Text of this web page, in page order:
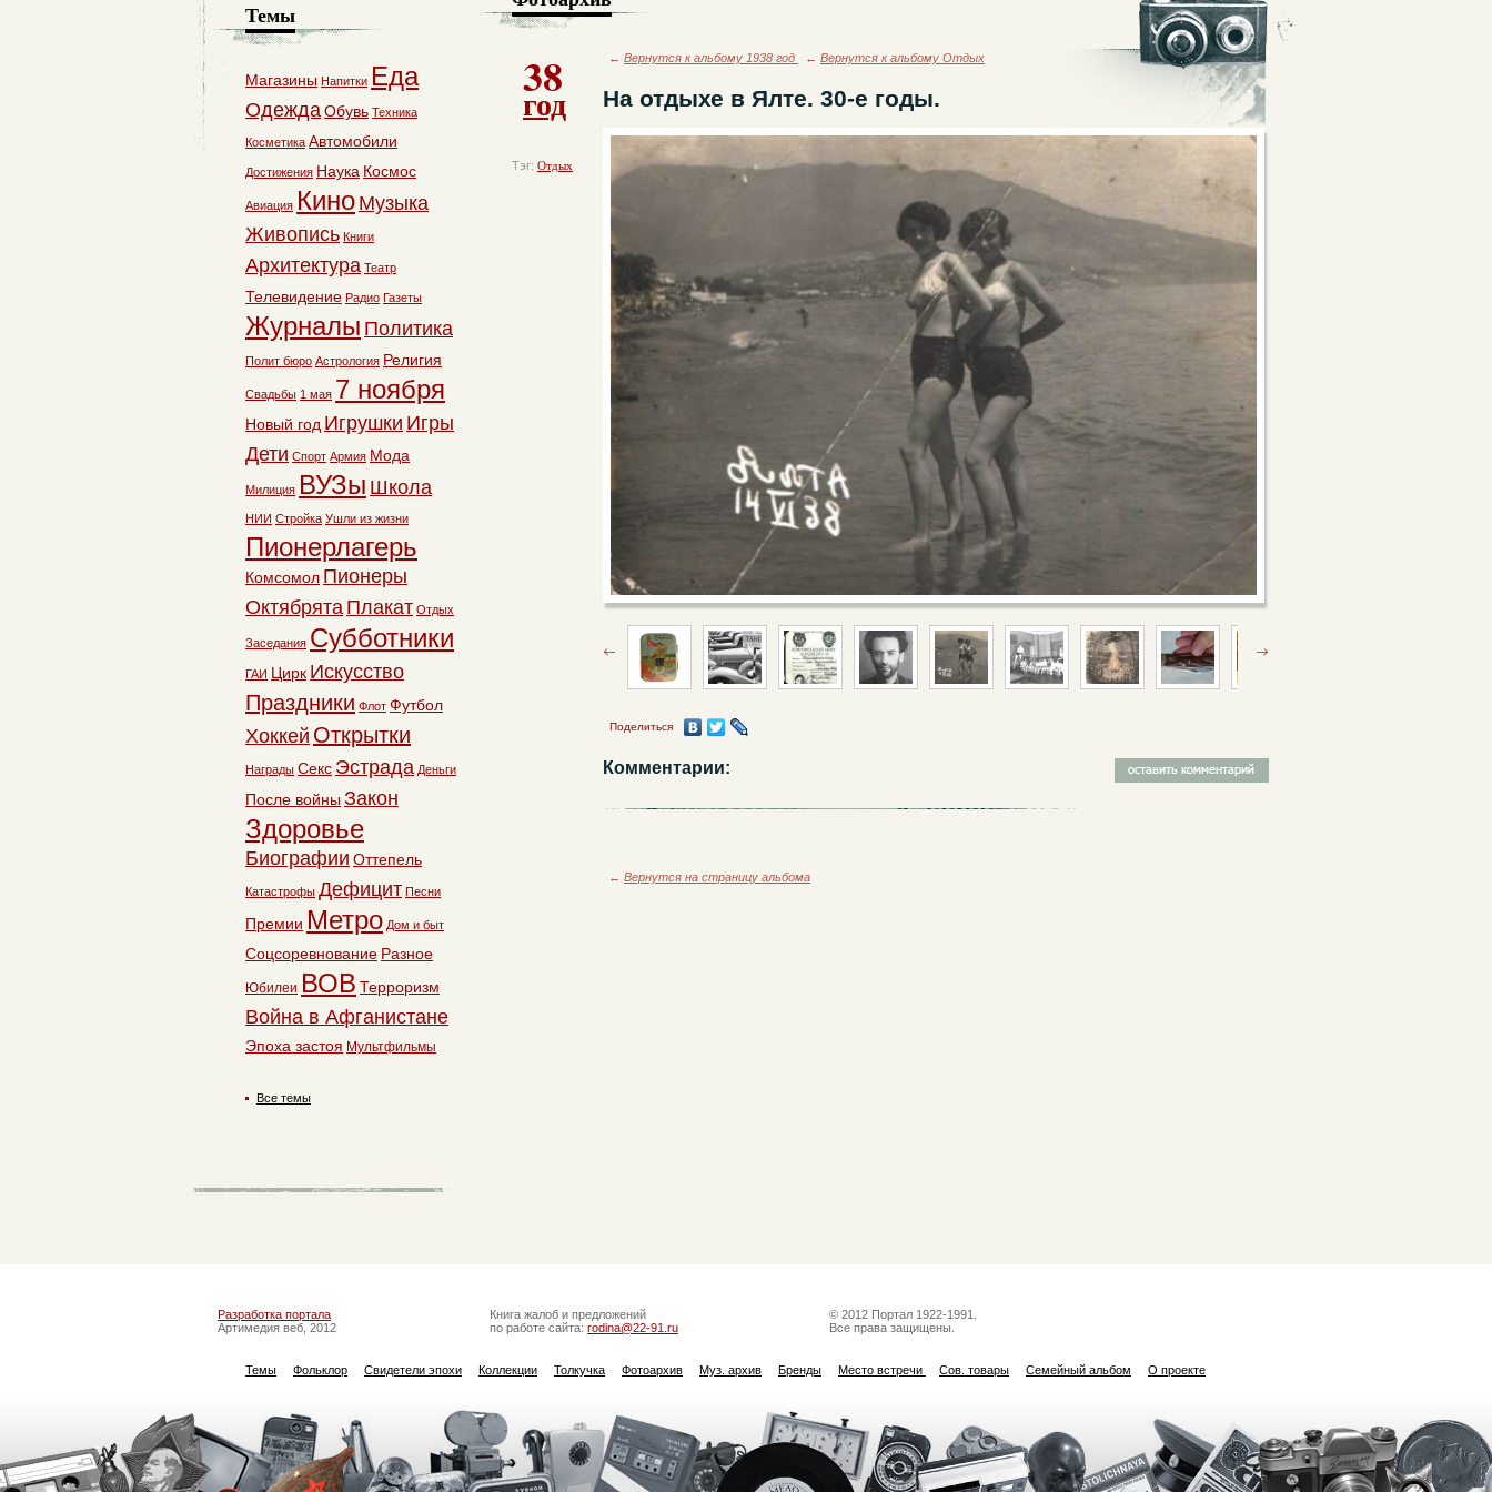
38
год
Тэг: Отдых
← Вернутся к альбому 1938 год ← Вернутся к альбому Отдых
На отдыхе в Ялте. 30-е годы.
Поделиться
Комментарии:
← Вернутся на страницу альбома
Темы
Магазины Напитки Еда
ОдеждаОбувь Техника
Косметика Автомобили
Достижения Наука Космос
Авиация Кино Музыка
Живопись Книги
Архитектура Театр
Телевидение Радио Газеты
Журналы Политика
Полит бюро Астрология Религия
Свадьбы 1 мая 7 ноября
Новый год Игрушки Игры
Дети Спорт Армия Мода
Милиция ВУЗы Школа
НИИ Стройка Ушли из жизни
Пионерлагерь
Комсомол Пионеры
Октябрята Плакат Отдых
Заседания Субботники
ГАИ Цирк Искусство
Праздники Флот Футбол
Хоккей Открытки
Награды Секс Эстрада Деньги
После войны Закон
Здоровье
Биографии Оттепель
Катастрофы Дефицит Песни
Премии Метро Дом и быт
Соцсоревнование Разное
Юбилеи ВОВ Терроризм
Война в Афганистане
Эпоха застоя Мультфильмы
Все темы
Разработка портала
Артимедия веб, 2012
Книга жалоб и предложений
по работе сайта: rodina@22-91.ru
© 2012 Портал 1922-1991.
Все права защищены.
Темы Фольклор Свидетели эпохи Коллекции Толкучка Фотоархив Муз. архив Бренды Место встречи Сов. товары Семейный альбом О проекте